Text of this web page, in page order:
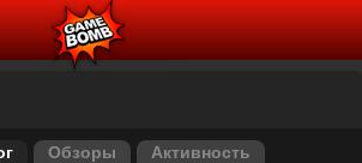
Обзоры
Активность